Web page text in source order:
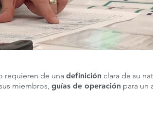
requieren de una definición clara de su
miembros, guías de operación para un